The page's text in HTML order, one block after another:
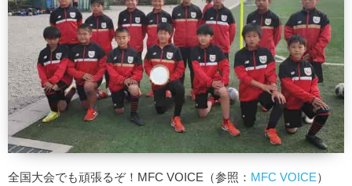
全国大会でも頑張るぞ！MFC VOICE（参照： MFC VOICE）